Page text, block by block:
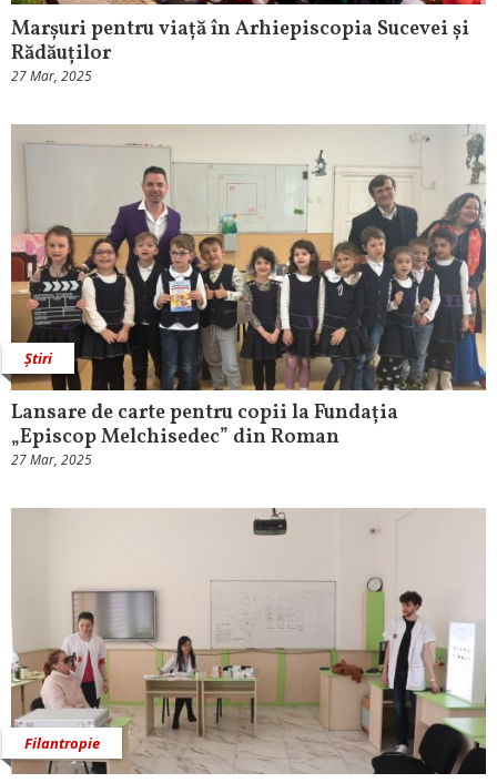
Marșuri pentru viață în Arhiepiscopia Sucevei și
Rădăuților
27 Mar, 2025
Știri
Lansare de carte pentru copii la Fundația
„Episcop Melchisedec” din Roman
27 Mar, 2025
Filantropie